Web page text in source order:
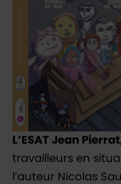
L’ESAT Jean Pierrat
travailleurs en
l’auteur Nicolas